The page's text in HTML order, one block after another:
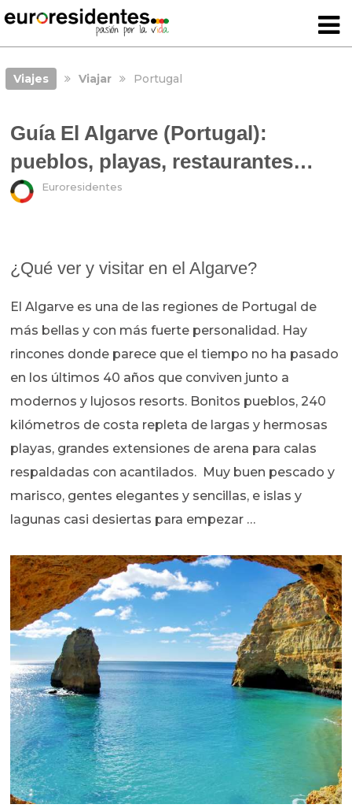
Viajes Viajar Portugal
Guía El Algarve (Portugal):
pueblos, playas, restaurantes…
Euroresidentes
¿Qué ver y visitar en el Algarve?
El Algarve es una de las regiones de Portugal de
más bellas y con más fuerte personalidad. Hay
rincones donde parece que el tiempo no ha pasado
en los últimos 40 años que conviven junto a
modernos y lujosos resorts. Bonitos pueblos, 240
kilómetros de costa repleta de largas y hermosas
playas, grandes extensiones de arena para calas
respaldadas con acantilados. Muy buen pescado y
marisco, gentes elegantes y sencillas, e islas y
lagunas casi desiertas para empezar …